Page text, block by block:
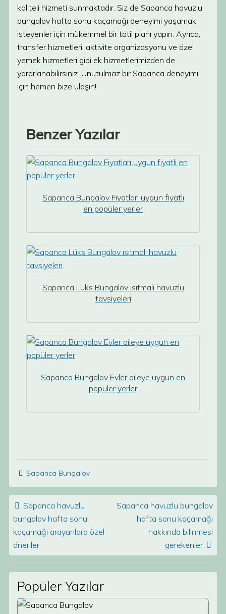
kaliteli hizmeti sunmaktadır. Siz de Sapanca havuzlu
bungalov hafta sonu kaçamağı deneyimi yaşamak
isteyenler için mükemmel bir tatil planı yapın. Ayrıca,
transfer hizmetleri, aktivite organizasyonu ve özel
yemek hizmetleri gibi ek hizmetlerimizden de
yararlanabilirsiniz. Unutulmaz bir Sapanca deneyimi
için hemen bize ulaşın!
Benzer Yazılar
Sapanca Bungalov Fiyatları uygun fiyatlı
en popüler yerler
Sapanca Lüks Bungalov ısıtmalı havuzlu
tavsiyeleri
Sapanca Bungalov Evler aileye uygun en
popüler yerler
Sapanca Bungalov
Post navigation
Sapanca havuzlu
bungalov hafta sonu
kaçamağı arayanlara özel
öneriler
Sapanca havuzlu bungalov
hafta sonu kaçamağı
hakkında bilinmesi
gerekenler
Popüler Yazılar